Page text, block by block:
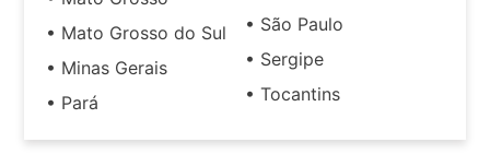
• Mato Grosso do Sul
• Minas Gerais
• Pará
• São Paulo
• Sergipe
• Tocantins